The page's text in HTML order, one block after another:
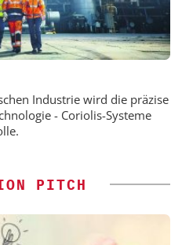
Industrie wird die präzise
- Coriolis-Systeme
PITCH